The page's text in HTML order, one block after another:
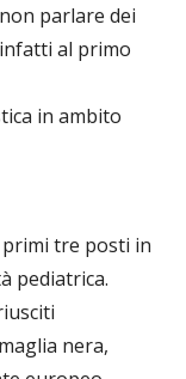
parlare dei
al primo
in ambito
primi tre posti in
pediatrica.
nera,